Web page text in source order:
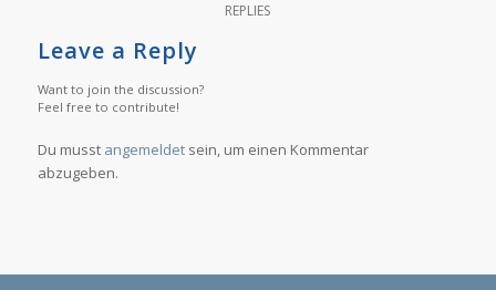
REPLIES
Leave a Reply
Want to join the discussion?
Feel free to contribute!
Du musst angemeldetsein, um einen Kommentar
abzugeben.